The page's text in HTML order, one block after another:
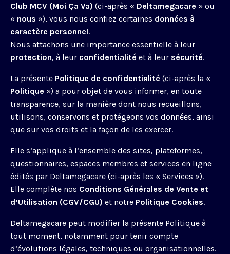
Club MCV (Moi Ça Va) (ci-après « Deltamegacare » ou
« nous »), vous nous confiez certaines données à
caractère personnel.
Nous attachons une importance essentielle à leur
protection, à leur confidentialité et à leur sécurité.
La présente Politique de confidentialité (ci-après la «
Politique ») a pour objet de vous informer, en toute
transparence, sur la manière dont nous recueillons,
utilisons, conservons et protégeons vos données, ainsi
que sur vos droits et la façon de les exercer.
Elle s’applique à l’ensemble des sites, plateformes,
questionnaires, espaces membres et services en ligne
édités par Deltamegacare (ci-après les « Services »).
Elle complète nos Conditions Générales de Vente et
d’Utilisation (CGV/CGU) et notre Politique Cookies.
Deltamegacare peut modifier la présente Politique à
tout moment, notamment pour tenir compte
d’évolutions légales, techniques ou organisationnelles.